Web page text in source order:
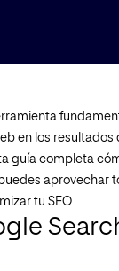
en los resultados
guía completa
aprovechar
tu SEO.